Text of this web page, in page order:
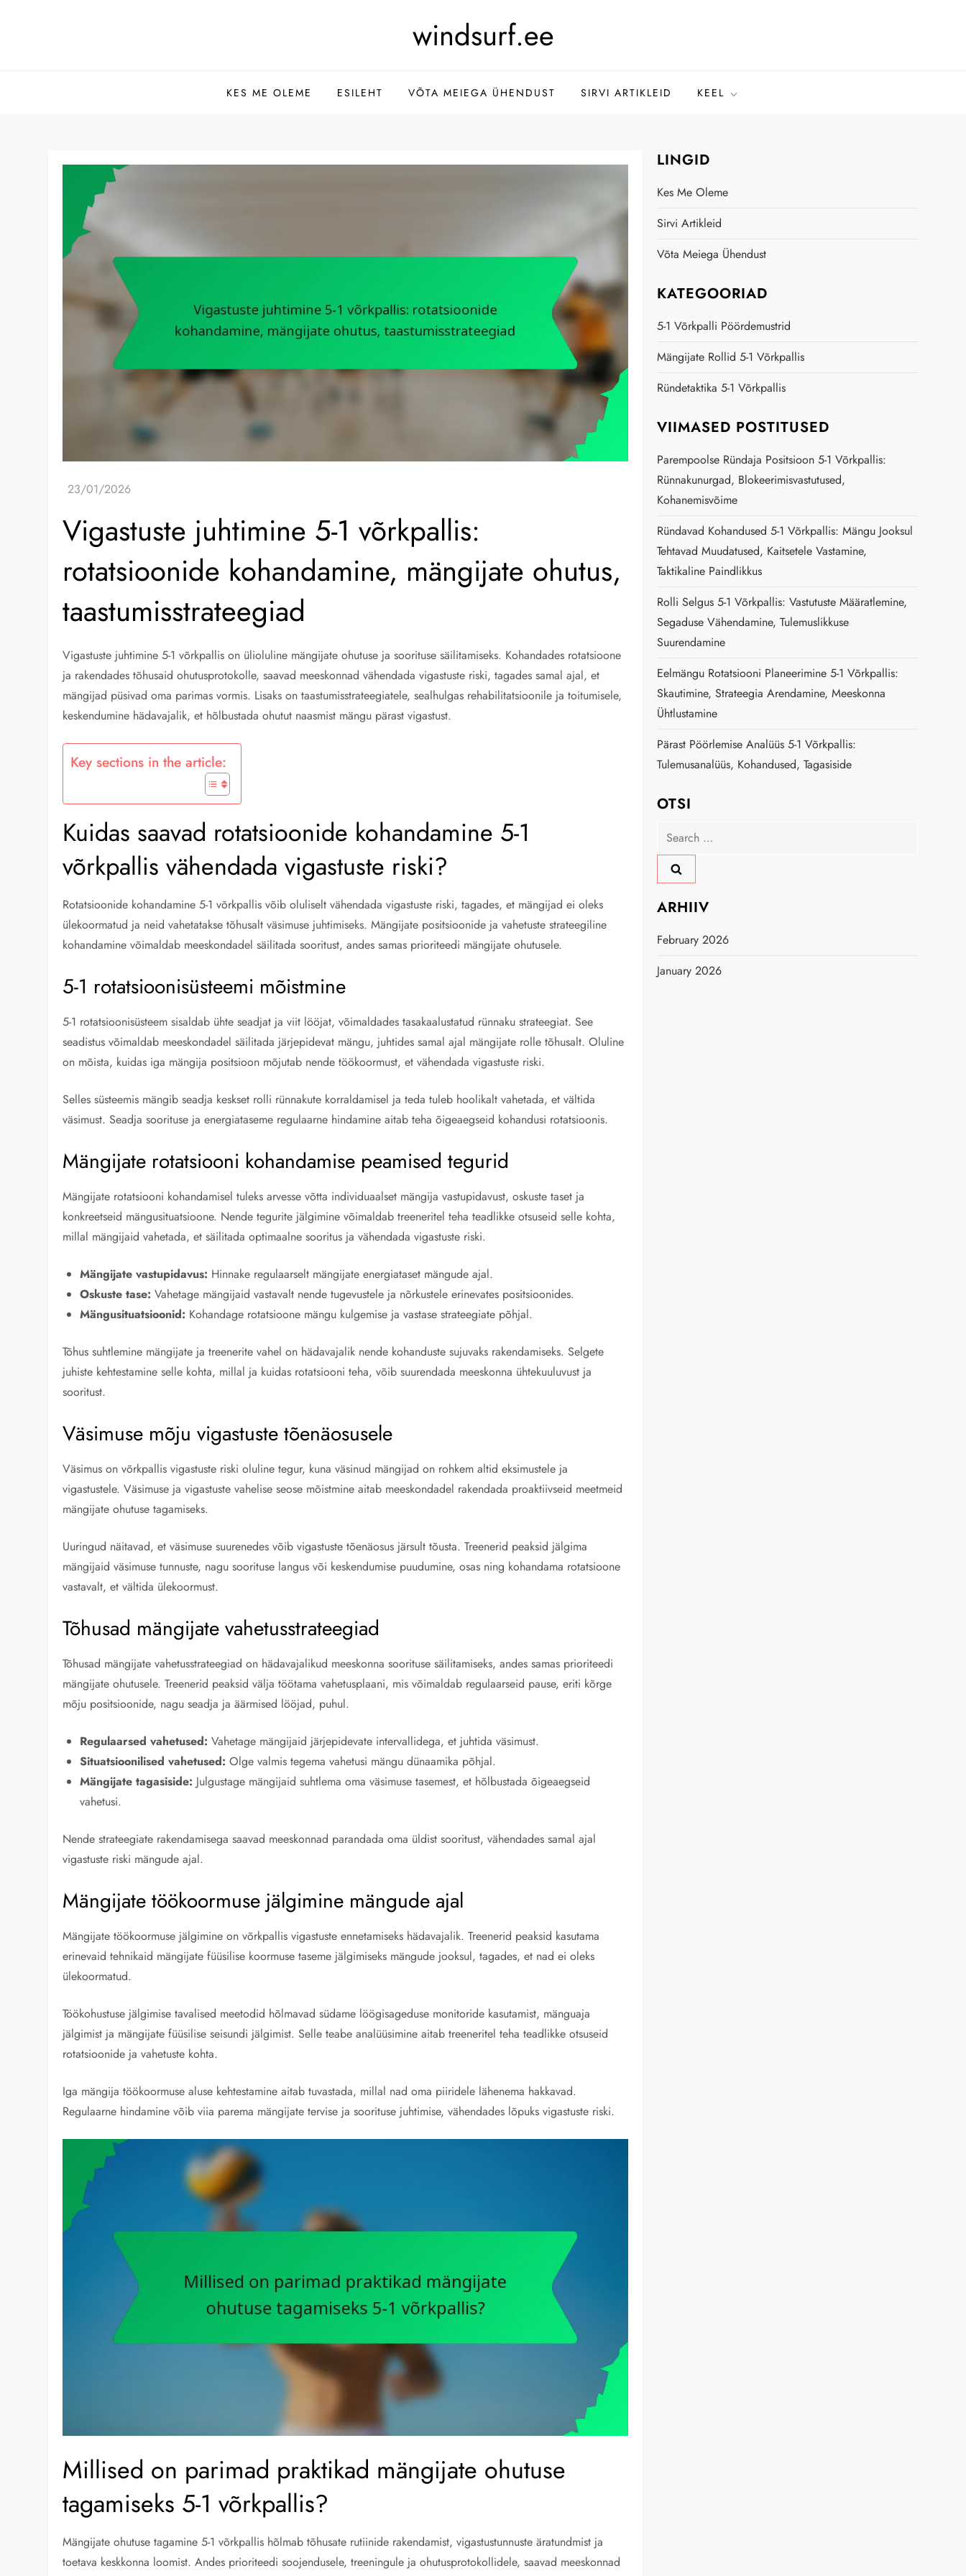
windsurf.ee
KES ME OLEME ESILEHT VÕTA MEIEGA ÜHENDUST SIRVI ARTIKLEID KEEL
Vigastuste juhtimine 5-1 võrkpallis:
rotatsioonide kohandamine, mängijate ohutus,
taastumisstrateegiad
Vigastuste juhtimine 5-1 võrkpallis on ülioluline mängijate ohutuse ja soorituse säilitamiseks. Kohandades rotatsioone
ja rakendades tõhusaid ohutusprotokolle, saavad meeskonnad vähendada vigastuste riski, tagades samal ajal, et
mängijad püsivad oma parimas vormis. Lisaks on taastumisstrateegiatele, sealhulgas rehabilitatsioonile ja toitumisele,
keskendumine hädavajalik, et hõlbustada ohutut naasmist mängu pärast vigastust.
Key sections in the article:
Kuidas saavad rotatsioonide kohandamine 5-1
võrkpallis vähendada vigastuste riski?
Rotatsioonide kohandamine 5-1 võrkpallis võib oluliselt vähendada vigastuste riski, tagades, et mängijad ei oleks
ülekoormatud ja neid vahetatakse tõhusalt väsimuse juhtimiseks. Mängijate positsioonide ja vahetuste strateegiline
kohandamine võimaldab meeskondadel säilitada sooritust, andes samas prioriteedi mängijate ohutusele.
5-1 rotatsioonisüsteemi mõistmine
5-1 rotatsioonisüsteem sisaldab ühte seadjat ja viit lööjat, võimaldades tasakaalustatud rünnaku strateegiat. See
seadistus võimaldab meeskondadel säilitada järjepidevat mängu, juhtides samal ajal mängijate rolle tõhusalt. Oluline
on mõista, kuidas iga mängija positsioon mõjutab nende töökoormust, et vähendada vigastuste riski.
Selles süsteemis mängib seadja keskset rolli rünnakute korraldamisel ja teda tuleb hoolikalt vahetada, et vältida
väsimust. Seadja soorituse ja energiataseme regulaarne hindamine aitab teha õigeaegseid kohandusi rotatsioonis.
Mängijate rotatsiooni kohandamise peamised tegurid
Mängijate rotatsiooni kohandamisel tuleks arvesse võtta individuaalset mängija vastupidavust, oskuste taset ja
konkreetseid mängusituatsioone. Nende tegurite jälgimine võimaldab treeneritel teha teadlikke otsuseid selle kohta,
millal mängijaid vahetada, et säilitada optimaalne sooritus ja vähendada vigastuste riski.
Mängijate vastupidavus: Hinnake regulaarselt mängijate energiataset mängude ajal.
Oskuste tase: Vahetage mängijaid vastavalt nende tugevustele ja nõrkustele erinevates positsioonides.
Mängusituatsioonid: Kohandage rotatsioone mängu kulgemise ja vastase strateegiate põhjal.
Tõhus suhtlemine mängijate ja treenerite vahel on hädavajalik nende kohanduste sujuvaks rakendamiseks. Selgete
juhiste kehtestamine selle kohta, millal ja kuidas rotatsiooni teha, võib suurendada meeskonna ühtekuuluvust ja
sooritust.
Väsimuse mõju vigastuste tõenäosusele
Väsimus on võrkpallis vigastuste riski oluline tegur, kuna väsinud mängijad on rohkem altid eksimustele ja
vigastustele. Väsimuse ja vigastuste vahelise seose mõistmine aitab meeskondadel rakendada proaktiivseid meetmeid
mängijate ohutuse tagamiseks.
Uuringud näitavad, et väsimuse suurenedes võib vigastuste tõenäosus järsult tõusta. Treenerid peaksid jälgima
mängijaid väsimuse tunnuste, nagu soorituse langus või keskendumise puudumine, osas ning kohandama rotatsioone
vastavalt, et vältida ülekoormust.
Tõhusad mängijate vahetusstrateegiad
Tõhusad mängijate vahetusstrateegiad on hädavajalikud meeskonna soorituse säilitamiseks, andes samas prioriteedi
mängijate ohutusele. Treenerid peaksid välja töötama vahetusplaani, mis võimaldab regulaarseid pause, eriti kõrge
mõju positsioonide, nagu seadja ja äärmised lööjad, puhul.
Regulaarsed vahetused: Vahetage mängijaid järjepidevate intervallidega, et juhtida väsimust.
Situatsioonilised vahetused: Olge valmis tegema vahetusi mängu dünaamika põhjal.
Mängijate tagasiside: Julgustage mängijaid suhtlema oma väsimuse tasemest, et hõlbustada õigeaegseid
vahetusi.
Nende strateegiate rakendamisega saavad meeskonnad parandada oma üldist sooritust, vähendades samal ajal
vigastuste riski mängude ajal.
Mängijate töökoormuse jälgimine mängude ajal
Mängijate töökoormuse jälgimine on võrkpallis vigastuste ennetamiseks hädavajalik. Treenerid peaksid kasutama
erinevaid tehnikaid mängijate füüsilise koormuse taseme jälgimiseks mängude jooksul, tagades, et nad ei oleks
ülekoormatud.
Töökohustuse jälgimise tavalised meetodid hõlmavad südame löögisageduse monitoride kasutamist, mänguaja
jälgimist ja mängijate füüsilise seisundi jälgimist. Selle teabe analüüsimine aitab treeneritel teha teadlikke otsuseid
rotatsioonide ja vahetuste kohta.
Iga mängija töökoormuse aluse kehtestamine aitab tuvastada, millal nad oma piiridele lähenema hakkavad.
Regulaarne hindamine võib viia parema mängijate tervise ja soorituse juhtimise, vähendades lõpuks vigastuste riski.
Millised on parimad praktikad mängijate ohutuse
tagamiseks 5-1 võrkpallis?
Mängijate ohutuse tagamine 5-1 võrkpallis hõlmab tõhusate rutiinide rakendamist, vigastustunnuste äratundmist ja
toetava keskkonna loomist. Andes prioriteedi soojendusele, treeningule ja ohutusprotokollidele, saavad meeskonnad
LINGID
Kes Me Oleme
Sirvi Artikleid
Võta Meiega Ühendust
KATEGOORIAD
5-1 Võrkpalli Pöördemustrid
Mängijate Rollid 5-1 Võrkpallis
Ründetaktika 5-1 Võrkpallis
VIIMASED POSTITUSED
Parempoolse Ründaja Positsioon 5-1 Võrkpallis:
Rünnakunurgad, Blokeerimisvastutused,
Kohanemisvõime
Ründavad Kohandused 5-1 Võrkpallis: Mängu Jooksul
Tehtavad Muudatused, Kaitsetele Vastamine,
Taktikaline Paindlikkus
Rolli Selgus 5-1 Võrkpallis: Vastutuste Määratlemine,
Segaduse Vähendamine, Tulemuslikkuse
Suurendamine
Eelmängu Rotatsiooni Planeerimine 5-1 Võrkpallis:
Skautimine, Strateegia Arendamine, Meeskonna
Ühtlustamine
Pärast Pöörlemise Analüüs 5-1 Võrkpallis:
Tulemusanalüüs, Kohandused, Tagasiside
OTSI
Search
for:
ARHIIV
February 2026
January 2026